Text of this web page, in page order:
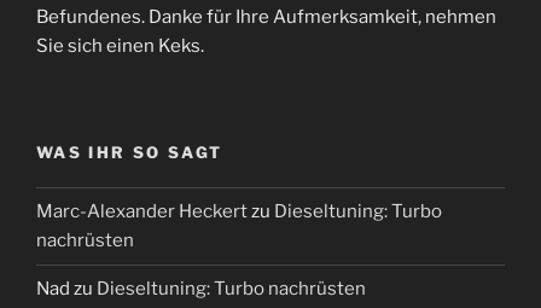
Befundenes. Danke für Ihre Aufmerksamkeit, nehmen
Sie sich einen Keks.
WAS IHR SO SAGT
Marc-Alexander Heckertzu Dieseltuning: Turbo
nachrüsten
Nad zu Dieseltuning: Turbo nachrüsten